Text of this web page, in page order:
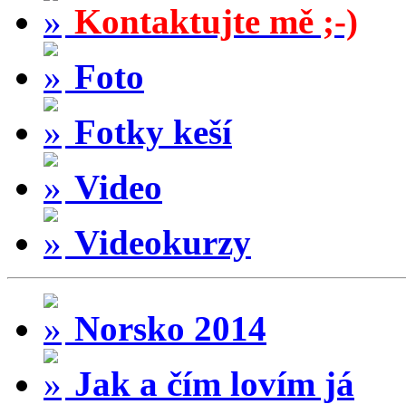
Kontaktujte mě ;-)
Foto
Fotky keší
Video
Videokurzy
Norsko 2014
Jak a čím lovím já